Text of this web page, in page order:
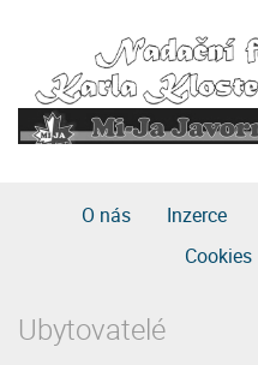
O nás Inzerce
Cookies
Ubytovatelé